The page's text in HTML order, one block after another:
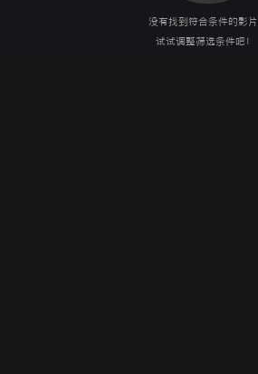
没有找到符合条件的影片
试试调整筛选条件吧！